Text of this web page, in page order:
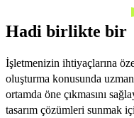
Hadi birlikte bir
İşletmenizin ihtiyaçlarına
oluşturma konusunda
ortamda öne çıkmasını
tasarım çözümleri sunmak